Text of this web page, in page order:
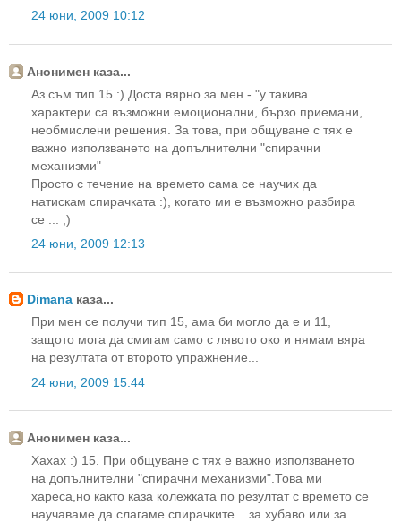
24 юни, 2009 10:12
Анонимен каза...
Аз съм тип 15 :) Доста вярно за мен - "у такива
характери са възможни емоционални, бързо приемани,
необмислени решения. За това, при общуване с тях е
важно използването на допълнителни "спирачни
механизми"
Просто с течение на времето сама се научих да
натискам спирачката :), когато ми е възможно разбира
се ... ;)
24 юни, 2009 12:13
Dimana каза...
При мен се получи тип 15, ама би могло да е и 11,
защото мога да смигам само с лявото око и нямам вяра
на резултата от второто упражнение...
24 юни, 2009 15:44
Анонимен каза...
Xaxax :) 15. При общуване с тях е важно използването
на допълнителни "спирачни механизми".Това ми
хареса,но както каза колежката по резултат с времето се
научаваме да слагаме спирачките... за хубаво или за